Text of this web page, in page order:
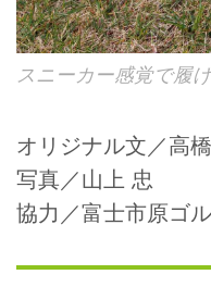
スニーカー感覚で履
オリジナル文／高
写真／山上 忠
協力／富士市原ゴ